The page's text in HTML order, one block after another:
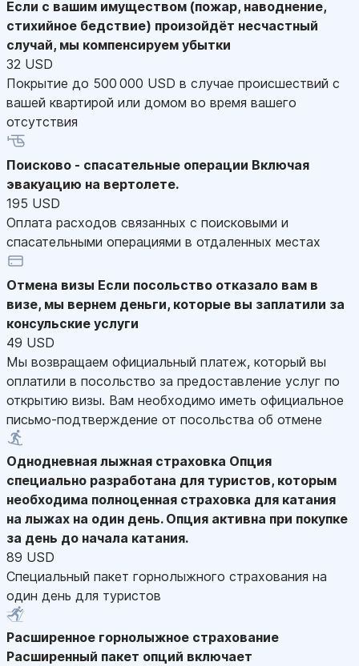
Если с вашим имуществом (пожар, наводнение,
стихийное бедствие) произойдёт несчастный
случай, мы компенсируем убытки
32 USD
Покрытие до 500 000 USD в случае происшествий с
вашей квартирой или домом во время вашего
отсутствия
Поисково - спасательные операции Включая
эвакуацию на вертолете.
195 USD
Оплата расходов связанных с поисковыми и
спасательными операциями в отдаленных местах
Отмена визы Если посольство отказало вам в
визе, мы вернем деньги, которые вы заплатили за
консульские услуги
49 USD
Мы возвращаем официальный платеж, который вы
оплатили в посольство за предоставление услуг по
открытию визы. Вам необходимо иметь официальное
письмо-подтверждение от посольства об отмене
Однодневная лыжная страховка Опция
специально разработана для туристов, которым
необходима полноценная страховка для катания
на лыжах на один день. Опция активна при покупке
за день до начала катания.
89 USD
Специальный пакет горнолыжного страхования на
один день для туристов
Расширенное горнолыжное страхование
Расширенный пакет опций включает